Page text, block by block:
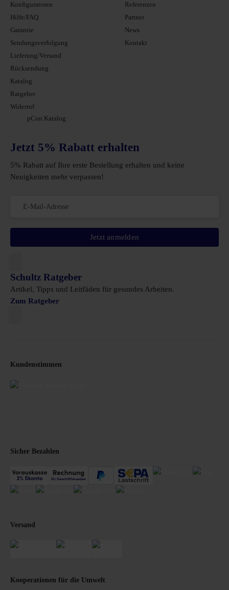
Konfiguratoren
Hilfe/FAQ
Garantie
Sendungsverfolgung
Lieferung/Versand
Rücksendung
Katalog
Ratgeber
Widerruf
pCon Katalog
Referenzen
Partner
News
Kontakt
Jetzt 5% Rabatt erhalten
5% Rabatt auf Ihre erste Bestellung erhalten und keine
Neuigkeiten mehr verpassen!
Jetzt anmelden
Schultz Ratgeber
Artikel, Tipps und Leitfäden für gesundes Arbeiten.
Zum Ratgeber
Kundenstimmen
Sicher Bezahlen
Versand
Kooperationen für die Umwelt